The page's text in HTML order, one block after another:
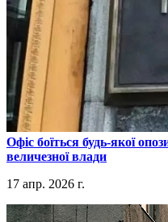
​Офіс боїться будь-якої
величезної влади
17 апр. 2026 г.